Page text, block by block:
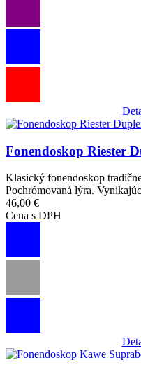
Obrázok
Fonendoskop Riester
Klasický fonendoskop
Pochrómovaná lýra.
46,00 €
Cena s DPH
Obrázok